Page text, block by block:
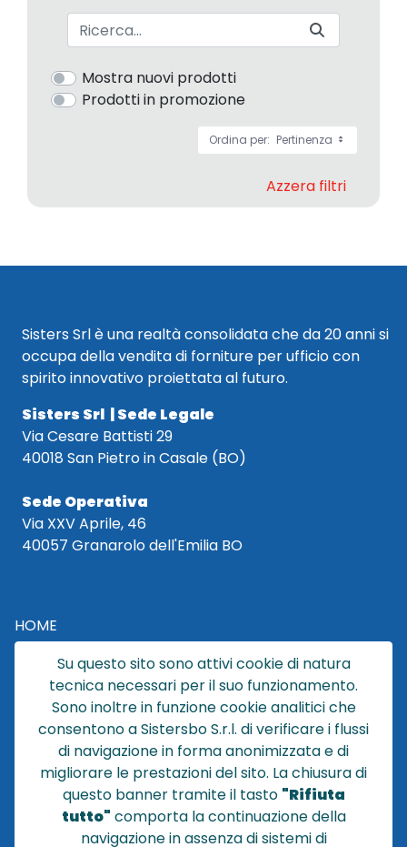
Barra di ricerca
Mostra nuovi prodotti
Prodotti in promozione
Ordina per: Pertinenza
Azzera filtri
Sisters Srl è una realtà consolidata che da 20 anni si
occupa della vendita di forniture per ufficio con
spirito innovativo proiettata al futuro.
Sisters Srl | Sede Legale
Via Cesare Battisti 29
40018 San Pietro in Casale (BO)
Sede Operativa
Via XXV Aprile, 46
40057 Granarolo dell'Emilia BO
HOME
CATALOGO
CHI SIAMO
NEWS
CONTATTACI
CONDIZIONI DI VENDITA
POLICY PRIVACY
NOTE LEGALI
Su questo sito sono attivi cookie di natura
tecnica necessari per il suo funzionamento.
Sono inoltre in funzione cookie analitici che
consentono a Sistersbo S.r.l. di verificare i flussi
di navigazione in forma anonimizzata e di
migliorare le prestazioni del sito. La chiusura di
questo banner tramite il tasto "Rifiuta
tutto" comporta la continuazione della
navigazione in assenza di sistemi di